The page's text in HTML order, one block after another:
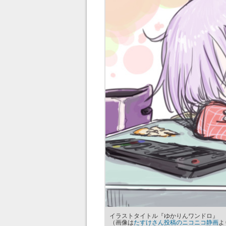
イラストタイトル『ゆかりんワンドロ』
（画像はたすけさん投稿のニコニコ静画よ